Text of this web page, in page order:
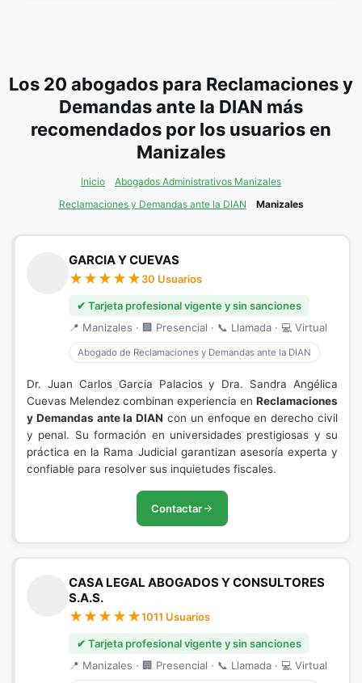
Los 20 abogados para Reclamaciones y
Demandas ante la DIAN más
recomendados por los usuarios en
Manizales
Inicio
Abogados Administrativos Manizales
Reclamaciones y Demandas ante la DIAN
Manizales
GARCIA Y CUEVAS
30 Usuarios
✔ Tarjeta profesional vigente y sin sanciones
📍 Manizales · 🏢 Presencial · 📞 Llamada · 💻 Virtual
Abogado de Reclamaciones y Demandas ante la DIAN
Dr. Juan Carlos Garcia Palacios y Dra. Sandra Angélica
Cuevas Melendez combinan experiencia en Reclamaciones
y Demandas ante la DIAN con un enfoque en derecho civil
y penal. Su formación en universidades prestigiosas y su
práctica en la Rama Judicial garantizan asesoría experta y
confiable para resolver sus inquietudes fiscales.
Contactar
CASA LEGAL ABOGADOS Y CONSULTORES
S.A.S.
1011 Usuarios
✔ Tarjeta profesional vigente y sin sanciones
📍 Manizales · 🏢 Presencial · 📞 Llamada · 💻 Virtual